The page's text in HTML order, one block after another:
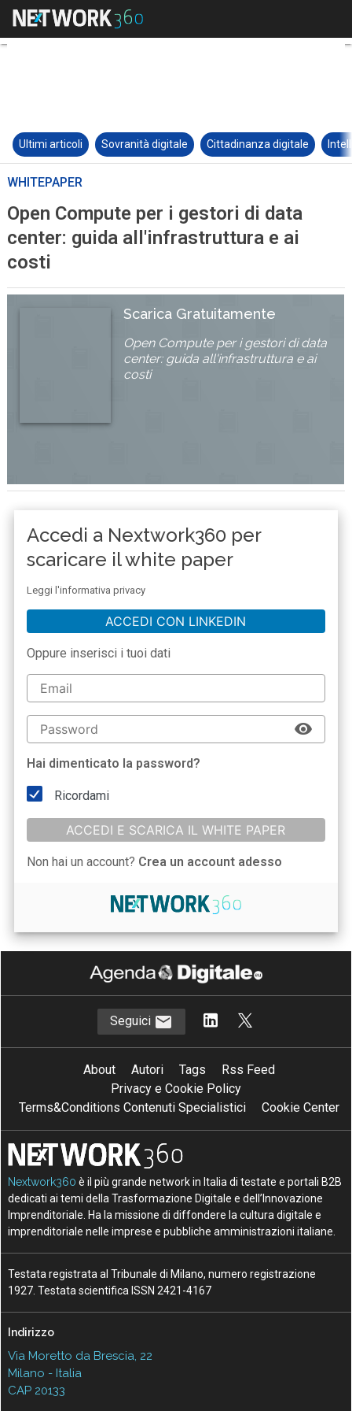
Ultimi articoli Sovranità digitale Cittadinanza digitale
WHITEPAPER
Open Compute per i gestori di data
center: guida all'infrastruttura e ai
costi
Scarica Gratuitamente
Open Compute per i gestori di data
center: guida all'infrastruttura e ai
costi
Accedi a Nextwork360 per
scaricare il white paper
Leggi l'informativa privacy
ACCEDI CON LINKEDIN
Oppure inserisci i tuoi dati
Hai dimenticato la password?
Ricordami
ACCEDI E SCARICA IL WHITE PAPER
Non hai un account? Crea un account adesso
Seguici
About Autori Tags
Rss Feed
Privacy e Cookie Policy
Terms&Conditions Contenuti Specialistici
Cookie Center
Nextwork360 è il più grande network in Italia di testate e portali B2B
dedicati ai temi della Trasformazione Digitale e dell’Innovazione
Imprenditoriale. Ha la missione di diffondere la cultura digitale e
imprenditoriale nelle imprese e pubbliche amministrazioni italiane.
Testata registrata al Tribunale di Milano, numero registrazione
1927. Testata scientifica ISSN 2421-4167
Indirizzo
Via Moretto da Brescia, 22
Milano - Italia
CAP 20133